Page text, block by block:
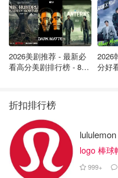
珂润一定是干敏皮的福音
干痒的盆友都指着它用。
架品的典范。
Amazon.ca
3. CeraVe 夜间修复面霜
2026美剧推荐 - 最新必
看高分美剧排行榜 - 8月
2026
分好
折扣排行榜
logo 棒球
999+